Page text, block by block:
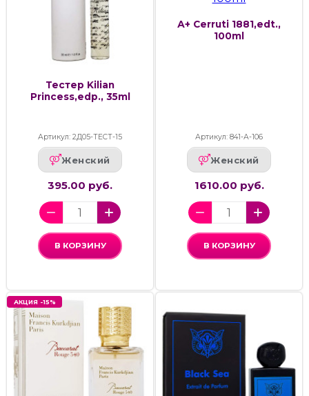
Тестер Kilian
Princess,edp., 35ml
Артикул: 2Д05-ТЕСТ-15
Женский
395.00 руб.
В КОРЗИНУ
А+ Cerruti 1881,edt.,
100ml
Артикул: 841-А-106
Женский
1610.00 руб.
В КОРЗИНУ
АКЦИЯ -15%